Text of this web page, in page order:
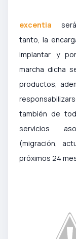
excentia
tanto, la
implantar y
marcha dicha
productos,
también de
servicios
(migración,
próximos 24